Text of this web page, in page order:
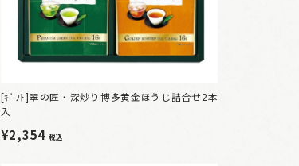
[ｷﾞﾌﾄ]翠の匠・深炒り博多黄金ほうじ詰合せ2本
入
¥2,354 税込